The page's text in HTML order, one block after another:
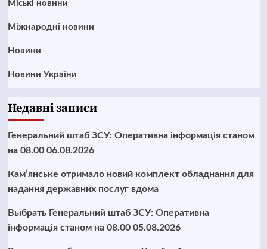
Mіські новини
Міжнародні новини
Новини
Новини України
Недавні записи
Генеральний штаб ЗСУ: Оперативна інформація станом
на 08.00 06.08.2026
Кам’янське отримало новий комплект обладнання для
надання державних послуг вдома
Выбрать Генеральний штаб ЗСУ: Оперативна
інформація станом на 08.00 05.08.2026